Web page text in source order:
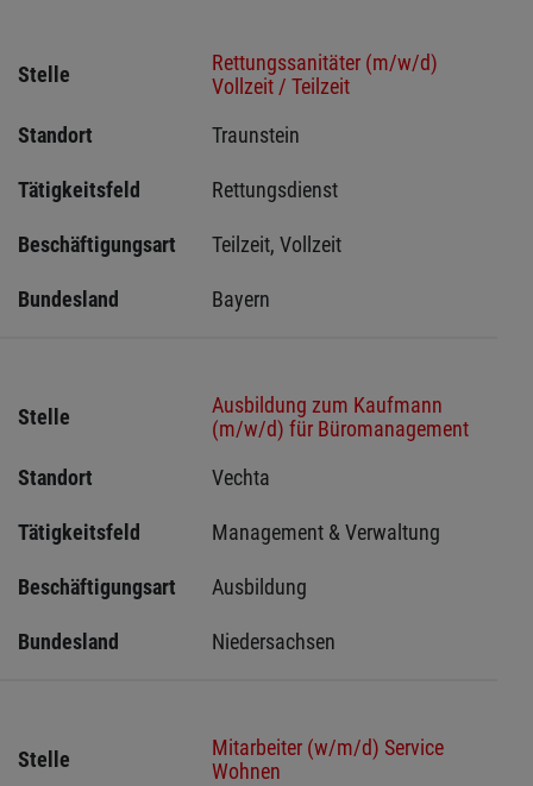
Stelle
Rettungssanitäter (m/w/d)
Vollzeit / Teilzeit
Standort
Traunstein
Tätigkeitsfeld Rettungsdienst
Beschäftigungsart Teilzeit, Vollzeit
Bundesland Bayern
Stelle
Ausbildung zum Kaufmann
(m/w/d) für Büromanagement
Standort
Vechta
Tätigkeitsfeld Management & Verwaltung
Beschäftigungsart Ausbildung
Bundesland Niedersachsen
Stelle
Mitarbeiter (w/m/d) Service
Wohnen